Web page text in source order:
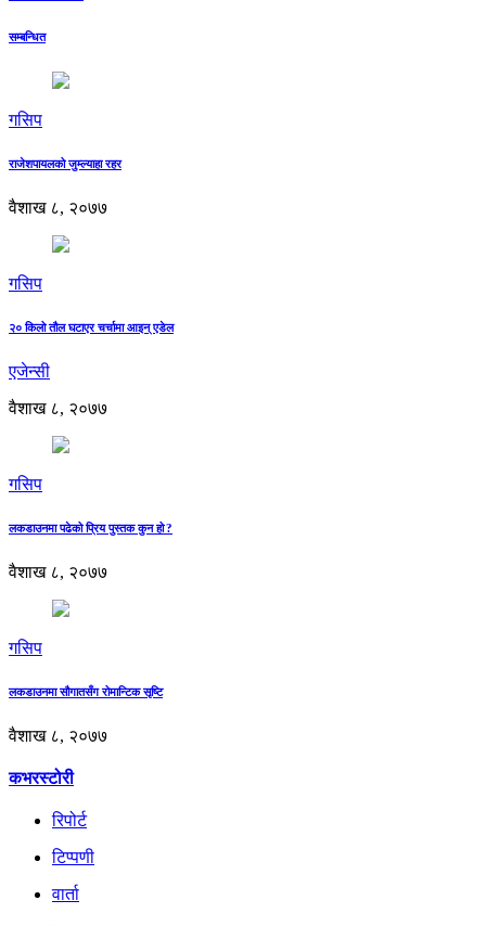
सम्बन्धित
गसिप
राजेशपायलको जुम्ल्याहा रहर
वैशाख ८, २०७७
गसिप
२० किलो तौल घटाएर चर्चामा आइन् एडेल
एजेन्सी
वैशाख ८, २०७७
गसिप
लकडाउनमा पढेको प्रिय पुस्तक कुन हो ?
वैशाख ८, २०७७
गसिप
लकडाउनमा सौगातसँग रोमान्टिक सृष्टि
वैशाख ८, २०७७
कभरस्टोरी
रिपोर्ट
टिप्पणी
वार्ता